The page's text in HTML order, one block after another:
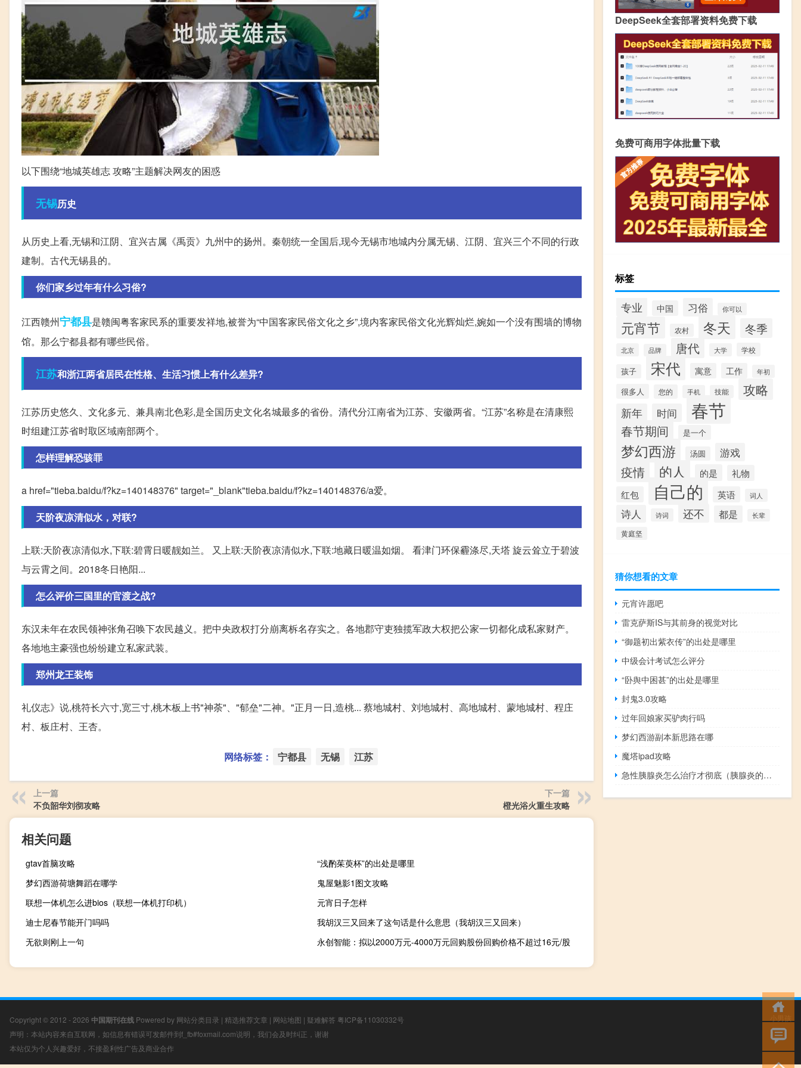
以下围绕“地城英雄志 攻略”主题解决网友的困惑
无锡历史
从历史上看,无锡和江阴、宜兴古属《禹贡》九州中的扬州。秦朝统一全国后,现今无锡市地城内分属无锡、江阴、宜兴三个不同的行政
建制。古代无锡县的。
你们家乡过年有什么习俗?
江西赣州宁都县是赣闽粤客家民系的重要发祥地,被誉为“中国客家民俗文化之乡”,境内客家民俗文化光辉灿烂,婉如一个没有围墙的博物
馆。那么宁都县都有哪些民俗。
江苏和浙江两省居民在性格、生活习惯上有什么差异?
江苏历史悠久、文化多元、兼具南北色彩,是全国历史文化名城最多的省份。清代分江南省为江苏、安徽两省。“江苏”名称是在清康熙
时组建江苏省时取区域南部两个。
怎样理解恐骇罪
a href="tieba.baidu/f?kz=140148376" target="_blank"tieba.baidu/f?kz=140148376/a爱。
天阶夜凉清似水，对联?
上联:天阶夜凉清似水,下联:碧霄日暖靓如兰。 又上联:天阶夜凉清似水,下联:地藏日暖温如烟。 看津门环保霾涤尽,天塔 旋云耸立于碧波
与云霄之间。2018冬日艳阳...
怎么评价三国里的官渡之战?
东汉未年在农民领神张角召唤下农民越义。把中央政权打分崩离柝名存实之。各地郡守吏独揽军政大权把公家一切都化成私家财产。
各地地主豪强也纷纷建立私家武装。
郑州龙王装饰
礼仪志》说,桃符长六寸,宽三寸,桃木板上书"神荼"、"郁垒"二神。"正月一日,造桃... 蔡地城村、刘地城村、高地城村、蒙地城村、程庄
村、板庄村、王杏。
网络标签： 宁都县 无锡 江苏
上一篇
不负韶华刘彻攻略
下一篇
橙光浴火重生攻略
相关问题
gtav首脑攻略
“浅酌茱萸杯”的出处是哪里
梦幻西游荷塘舞蹈在哪学
鬼屋魅影1图文攻略
联想一体机怎么进bios（联想一体机打印机）
元宵日子怎样
迪士尼春节能开门吗吗
我胡汉三又回来了这句话是什么意思（我胡汉三又回来）
无欲则刚上一句
永创智能：拟以2000万元-4000万元回购股份回购价格不超过16元/股
DeepSeek全套部署资料免费下载
免费可商用字体批量下载
标签
专业 中国 习俗 你可以
元宵节 农村 冬天 冬季
北京 品牌 唐代 大学 学校
孩子 宋代 寓意 工作 年初
很多人 您的 手机 技能 攻略
新年 时间 春节
春节期间 是一个
梦幻西游 汤圆 游戏
疫情 的人 的是
礼物
红包
自己的 英语 词人
诗人 诗词 还不 都是 长辈
黄庭坚
猜你想看的文章
元宵许愿吧
雷克萨斯IS与其前身的视觉对比
“御题初出紫衣传”的出处是哪里
中级会计考试怎么评分
“卧舆中困甚”的出处是哪里
封鬼3.0攻略
过年回娘家买驴肉行吗
梦幻西游副本新思路在哪
魔塔ipad攻略
急性胰腺炎怎么治疗才彻底（胰腺炎的早期症状和前兆）
Copyright © 2012 - 2026 中国期刊在线 Powered by 网站分类目录 | 精选推荐文章 | 网站地图 | 疑难解答 粤ICP备11030332号
声明：本站内容来自互联网，如信息有错误可发邮件到f_fb#foxmail.com说明，我们会及时纠正，谢谢
本站仅为个人兴趣爱好，不接盈利性广告及商业合作